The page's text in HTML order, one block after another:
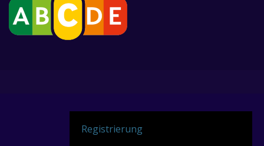
Registrierung